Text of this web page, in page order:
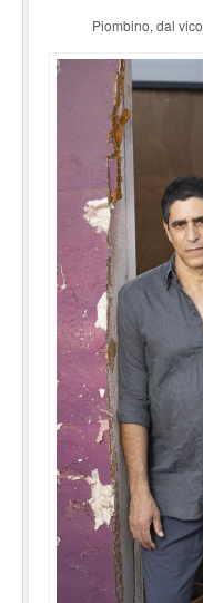
Piombino, dal